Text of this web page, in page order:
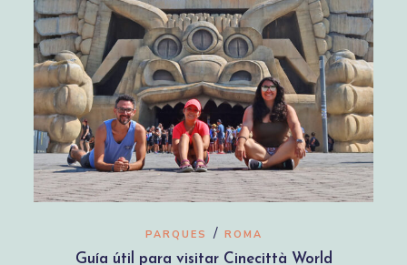
PARQUES / ROMA
Guía útil para visitar Cinecittà World